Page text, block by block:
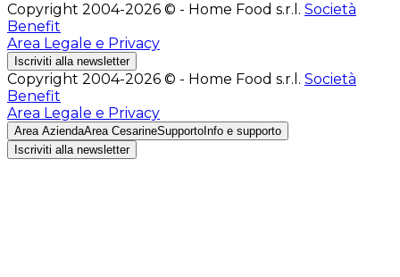
Copyright 2004-2026 © - Home Food s.r.l. Società
Benefit
Area Legale e Privacy
Iscriviti alla newsletter
Copyright 2004-2026 © - Home Food s.r.l. Società
Benefit
Area Legale e Privacy
Area AziendaArea CesarineSupporto Info e supporto
Iscriviti alla newsletter